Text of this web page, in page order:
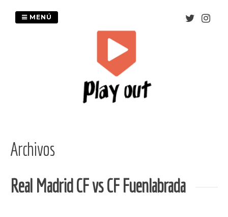
MENÚ
Archivos
Real Madrid CF vs CF Fuenlabrada